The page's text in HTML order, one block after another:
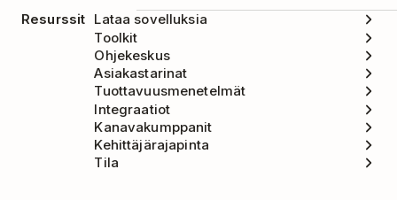
Resurssit Lataa sovelluksia
Toolkit
Ohjekeskus
Asiakastarinat
Tuottavuusmenetelmät
Integraatiot
Kanavakumppanit
Kehittäjärajapinta
Tila